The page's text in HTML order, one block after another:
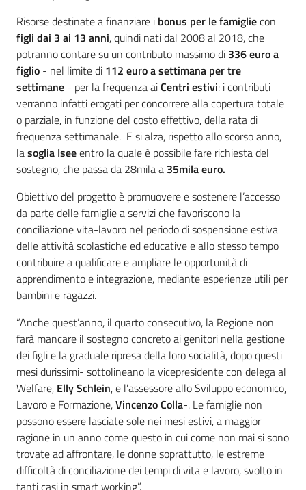
Risorse destinate a finanziare i bonus per le famigliecon
figli dai 3 ai 13 anni, quindi nati dal 2008 al 2018, che
potranno contare su un contributo massimo di 336 euro a
figlio - nel limite di 112 euro a settimana per tre
settimane - per la frequenza aiCentri estivi: i contributi
verranno infatti erogati per concorrere alla copertura totale
o parziale, in funzione del costo effettivo, della rata di
frequenza settimanale. E si alza, rispetto allo scorso anno,
lasoglia Iseeentro la quale è possibile fare richiesta del
sostegno, che passa da 28mila a 35mila euro.
Obiettivo del progetto è promuovere e sostenere l’accesso
da parte delle famiglie a servizi che favoriscono la
conciliazione vita-lavoro nel periodo di sospensione estiva
delle attività scolastiche ed educative e allo stesso tempo
contribuire a qualificare e ampliare le opportunità di
apprendimento e integrazione, mediante esperienze utili per
bambini e ragazzi.
“Anche quest’anno, il quarto consecutivo, la Regione non
farà mancare il sostegno concreto ai genitori nella gestione
dei figli e la graduale ripresa della loro socialità, dopo questi
mesi durissimi- sottolineano la vicepresidente con delega al
Welfare, Elly Schlein, e l’assessore allo Sviluppo economico,
Lavoro e Formazione,Vincenzo Colla-. Le famiglie non
possono essere lasciate sole nei mesi estivi, a maggior
ragione in un anno come questo in cui come non mai si sono
trovate ad affrontare, le donne soprattutto, le estreme
difficoltà di conciliazione dei tempi di vita e lavoro, svolto in
tanti casi in smart working”.